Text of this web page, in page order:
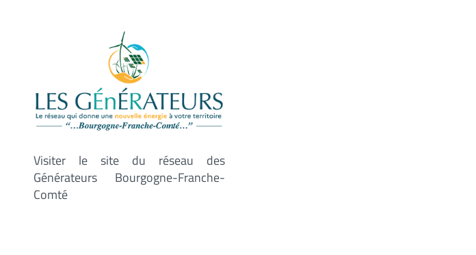
Visiter le site du réseau des
Générateurs Bourgogne-Franche-
Comté